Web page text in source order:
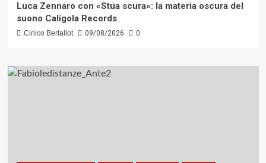
Luca Zennaro con «Stua scura»: la materia oscura del
suono Caligola Records
Cinico Bertallot 09/08/2026 0